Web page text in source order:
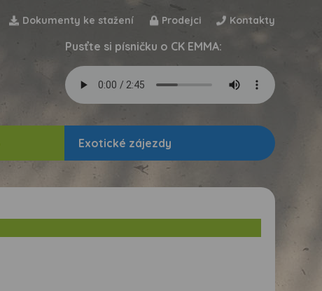
Dokumenty ke stažení Prodejci Kontakty
Pusťte si písničku o CK EMMA:
Exotické zájezdy